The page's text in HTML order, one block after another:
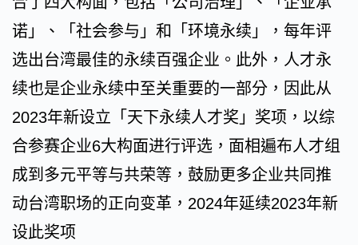
诺」、「社会参与」和「环境永续」，每年评
选出台湾最佳的永续百强企业。此外，人才永
续也是企业永续中至关重要的一部分，因此从
2023年新设立「天下永续人才奖」奖项，以综
合参赛企业6大构面进行评选，面相遍布人才组
成到多元平等与共荣等，鼓励更多企业共同推
动台湾职场的正向变革，2024年延续2023年新
设此奖项